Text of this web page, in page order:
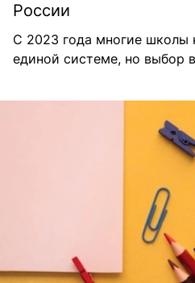
России
С 2023 года многие школы
единой системе, но выбор